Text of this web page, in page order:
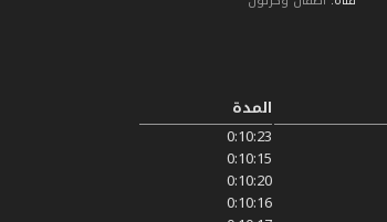
المدة
0:10:23
0:10:15
0:10:20
0:10:16